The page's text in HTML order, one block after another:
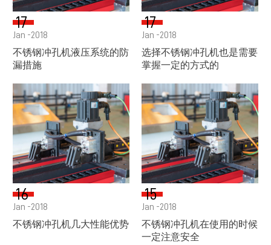
17
Jan -2018
不锈钢冲孔机液压系统的防
漏措施
17
Jan -2018
选择不锈钢冲孔机也是需要
掌握一定的方式的
16
Jan -2018
不锈钢冲孔机几大性能优势
15
Jan -2018
不锈钢冲孔机在使用的时候
一定注意安全